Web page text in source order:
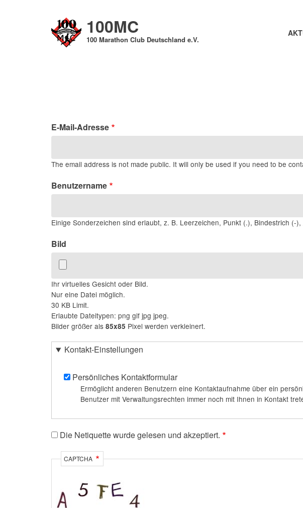
100MC
100 Marathon Club Deutschland e.V.
E-Mail-Adresse
The email address is not made public. It will only be used if you need to be
Benutzername
Einige Sonderzeichen sind erlaubt, z. B. Leerzeichen, Punkt (.), Bindestrich (-
Bild
Ihr virtuelles Gesicht oder Bild.
Nur eine Datei möglich.
30 KB Limit.
Erlaubte Dateitypen: png gif jpg jpeg.
Bilder größer als 85x85 Pixel werden verkleinert.
Kontakt-Einstellungen
Persönliches Kontaktformular
Ermöglicht anderen Benutzern eine Kontaktaufnahme über ein
Benutzer mit Verwaltungsrechten immer noch mit Ihnen in Kontakt
Die Netiquette wurde gelesen und akzeptiert.
CAPTCHA